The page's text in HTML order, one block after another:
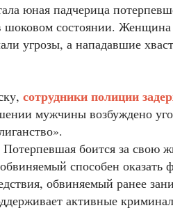
юная падчерица
шоковом состоянии.
угрозы, а нападавшие
сотрудники полиции
мужчины возбуждено
боится за свою
способен оказать
обвиняемый ранее
активные